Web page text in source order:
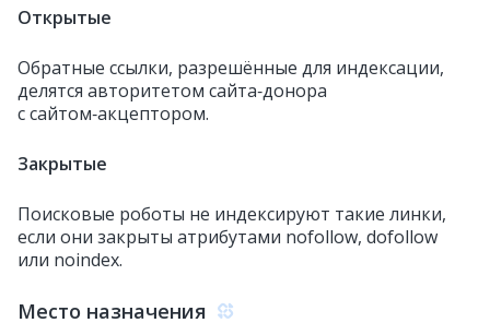
Открытые
Обратные ссылки, разрешённые для индексации,
делятся авторитетом сайта‑донора
с сайтом‑акцептором.
Закрытые
Поисковые роботы не индексируют такие линки,
если они закрыты атрибутами nofollow, dofollow
или noindex.
Место назначения